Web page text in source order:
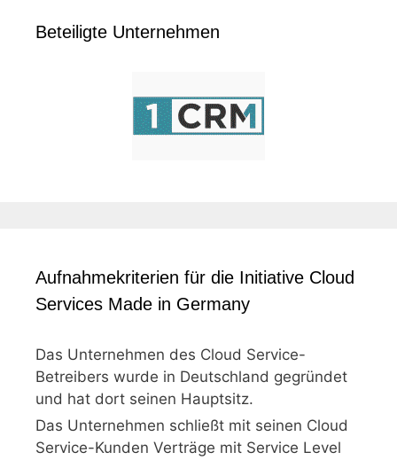
Beteiligte Unternehmen
Aufnahmekriterien für die Initiative Cloud
Services Made in Germany
Das Unternehmen des Cloud Service-
Betreibers wurde in Deutschland gegründet
und hat dort seinen Hauptsitz.
Das Unternehmen schließt mit seinen Cloud
Service-Kunden Verträge mit Service Level